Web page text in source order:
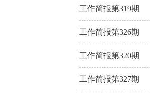
工作简报第319期
工作简报第326期
工作简报第320期
工作简报第327期